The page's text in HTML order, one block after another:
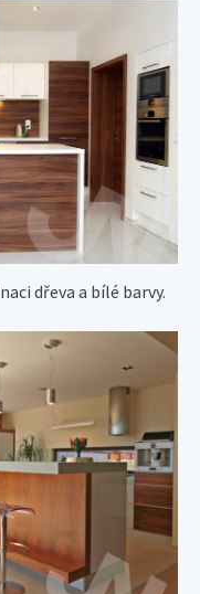
dřeva a bílé barvy.